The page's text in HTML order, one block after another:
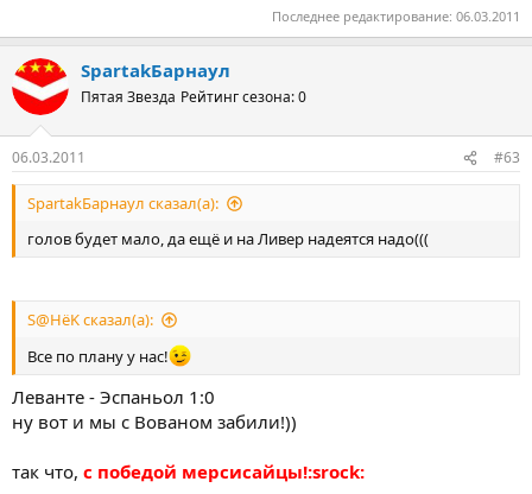
Последнее редактирование: 06.03.2011
SpartakБарнаул
Пятая Звезда Рейтинг сезона: 0
06.03.2011 #63
SpartakБарнаул сказал(а):
голов будет мало, да ещё и на Ливер надеятся надо(((
S@HёK сказал(а):
Все по плану у нас!
Леванте - Эспаньол 1:0
ну вот и мы с Вованом забили!))
так что, с победой мерсисайцы!:srock: